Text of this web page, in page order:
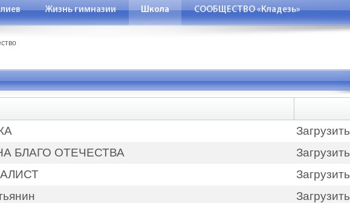
Жизнь гимназии Школа СООБЩЕСТВО «Кладезь»
Загрузить
БЛАГО ОТЕЧЕСТВА
Загрузить
Загрузить
Загрузить